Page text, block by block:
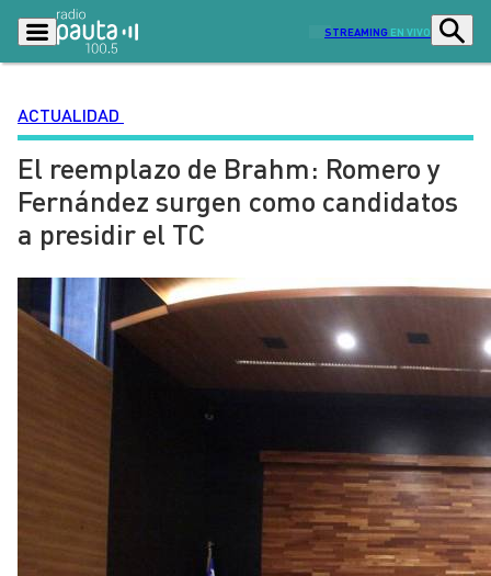
STREAMING EN VIVO
Podcasts Programas
Lo Último Actualidad
Ciudad
Radio en vivo Sostenibilidad
Tendencias Deportes
Entretención y Cultura Opinión
ACTUALIDAD
El reemplazo de Brahm: Romero y
Fernández surgen como candidatos
a presidir el TC